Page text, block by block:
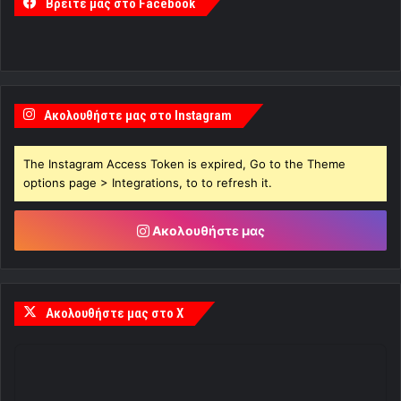
Βρείτε μας στο Facebook
Ακολουθήστε μας στο Instagram
The Instagram Access Token is expired, Go to the Theme
options page > Integrations, to to refresh it.
Ακολουθήστε μας
Ακολουθήστε μας στο X